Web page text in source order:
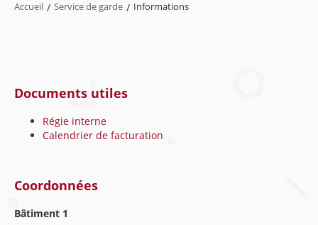
Accueil / Service de garde / Informations
Documents utiles
Régie interne
Calendrier de facturation
Coordonnées
Bâtiment 1